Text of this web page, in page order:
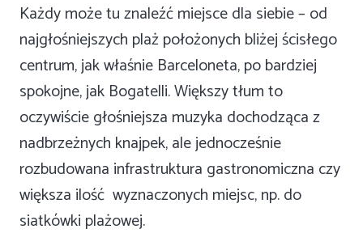
Każdy może tu znaleźć miejsce dla siebie – od
najgłośniejszych plaż położonych bliżej ścisłego
centrum, jak właśnie Barceloneta, po bardziej
spokojne, jak Bogatelli. Większy tłum to
oczywiście głośniejsza muzyka dochodząca z
nadbrzeżnych knajpek, ale jednocześnie
rozbudowana infrastruktura gastronomiczna czy
większa ilość wyznaczonych miejsc, np. do
siatkówki plażowej.